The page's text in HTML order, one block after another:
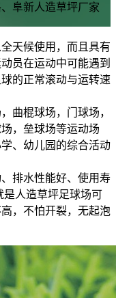
阜新人造草坪厂家
天候使用，而且具有
员在运动中可能遇到
的正常滚动与运转速
曲棍球场，门球场，
，垒球场等运动场
、幼儿园的综合活动
排水性能好、使用寿
是人造草坪足球场可
，不怕开裂，无起泡